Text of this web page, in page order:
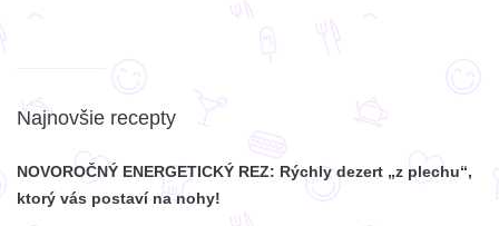
Najnovšie recepty
NOVOROČNÝ ENERGETICKÝ REZ: Rýchly dezert „z plechu“,
ktorý vás postaví na nohy!